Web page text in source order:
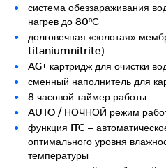
система обеззараживания
нагрев до 80ºС
долговечная «золотая»
titaniumnitrite)
AG+ картридж для очистки
сменный наполнитель для
8 часовой таймер работы
AUTO / НОЧНОЙ режим
функция ITC –
оптимального уровня
температуры